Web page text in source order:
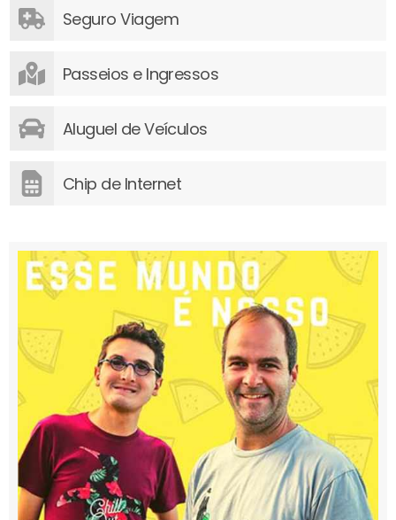
Seguro Viagem
Passeios e Ingressos
Aluguel de Veículos
Chip de Internet